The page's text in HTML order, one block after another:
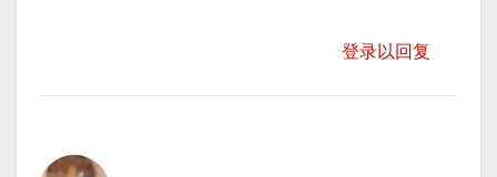
登录以回复